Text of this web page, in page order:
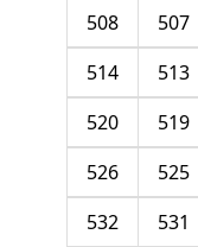
507
508
513
514
519
520
525
526
531
532